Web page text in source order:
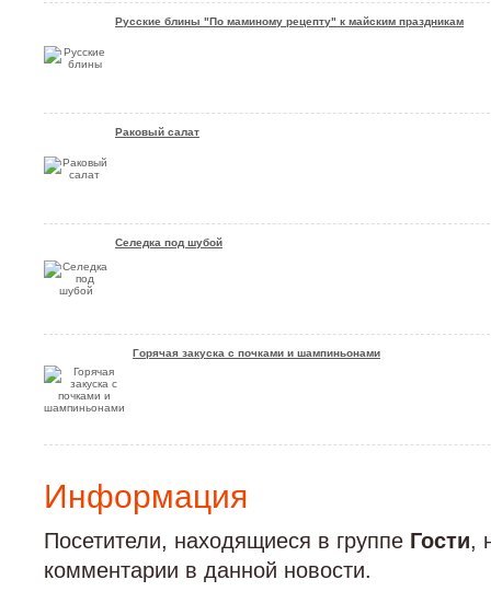
Русские блины "По маминому рецепту" к майским праздникам
Раковый салат
Селедка под шубой
Горячая закуска с почками и шампиньонами
Информация
Посетители, находящиеся в группе Гости,
комментарии в данной новости.